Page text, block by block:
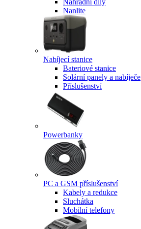
Náhradní díly
Nanlite
Nabíjecí stanice
Bateriové stanice
Solární panely a nabíječe
Příslušenství
Powerbanky
PC a GSM příslušenství
Kabely a redukce
Sluchátka
Mobilní telefony